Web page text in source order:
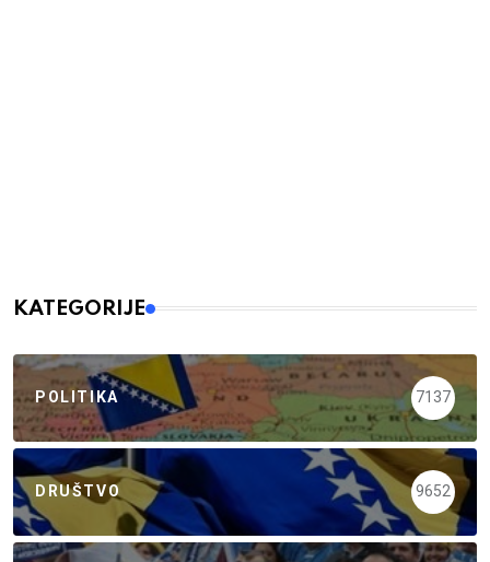
KATEGORIJE
POLITIKA 7137
DRUŠTVO 9652